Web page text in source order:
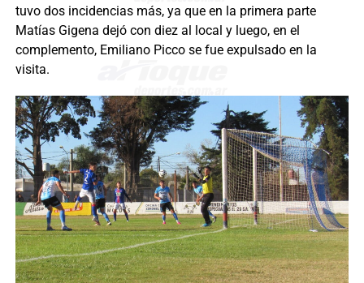
tuvo dos incidencias más, ya que en la primera parte
Matías Gigena dejó con diez al local y luego, en el
complemento, Emiliano Picco se fue expulsado en la
visita.